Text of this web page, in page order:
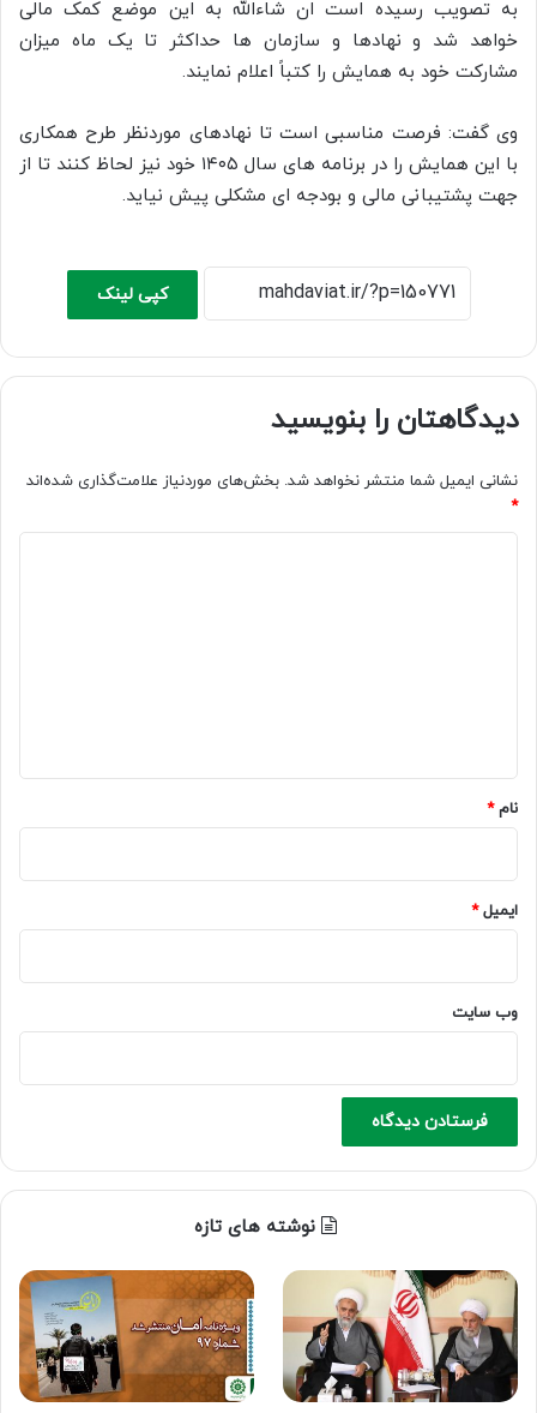
به تصویب رسیده است ان شاءالله به این موضع کمک مالی
خواهد شد و نهادها و سازمان ها حداکثر تا یک ماه میزان
مشارکت خود به همایش را کتباً اعلام نمایند.
وی گفت: فرصت مناسبی است تا نهادهای موردنظر طرح همکاری
با این همایش را در برنامه های سال ۱۴۰۵ خود نیز لحاظ کنند تا از
جهت پشتیبانی مالی و بودجه ای مشکلی پیش نیاید.
کپی لینک
دیدگاهتان را بنویسید
نشانی ایمیل شما منتشر نخواهد شد. بخش‌های موردنیاز علامت‌گذاری شده‌اند
*
نام*
ایمیل*
وب‌ سایت
نوشته های تازه